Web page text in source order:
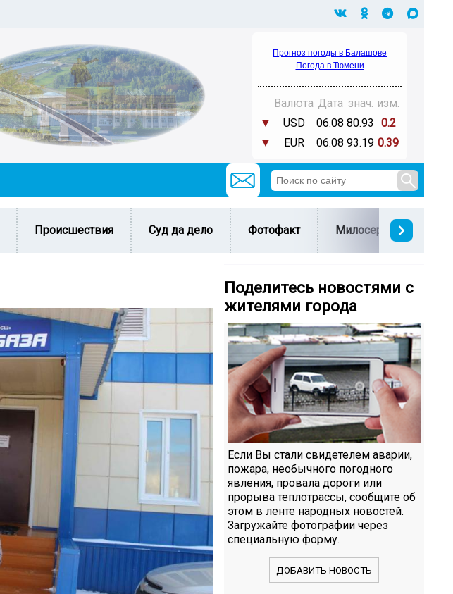
Прогноз погоды в Балашове
Погода в Тюмени
Валюта Дата знач. изм.
▼
USD 06.08 80.93
0.2
▼
EUR 06.08 93.19 0.39
Происшествия Суд да дело Фотофакт Милосердие
Поделитесь новостями с
жителями города
Если Вы стали свидетелем аварии,
пожара, необычного погодного
явления, провала дороги или
прорыва теплотрассы, сообщите об
этом в ленте народных новостей.
Загружайте фотографии через
специальную форму.
ДОБАВИТЬ НОВОСТЬ